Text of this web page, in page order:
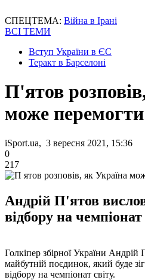
СПЕЦТЕМА: Війна в Ірані
ВСІ ТЕМИ
Вступ України в ЄС
Теракт в Барселоні
П'ятов
може
iSport.ua, 3 вересня 2021, 15:36
0
217
Андрій П'ятов
відбору на чемпіонат
Голкіпер збірної України
майбутній поєдинок, який буде
відбору на чемпіонат світу.